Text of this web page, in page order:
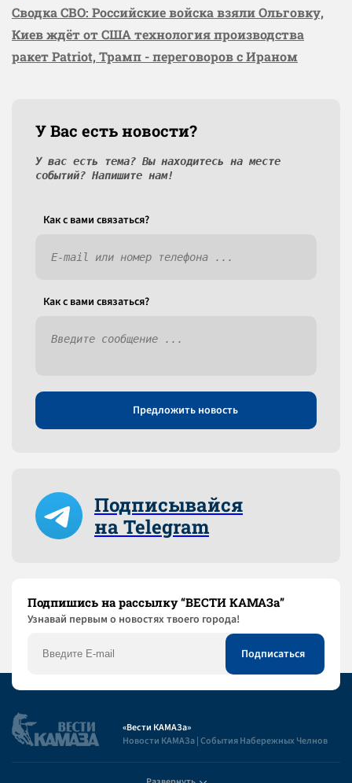
Сводка СВО: Российские войска взяли Ольговку,
Киев ждёт от США технология производства
ракет Patriot, Трамп - переговоров с Ираном
У Вас есть новости?
У вас есть тема? Вы находитесь на месте
событий? Напишите нам!
Как c вами связаться?
Как c вами связаться?
Предложить новость
Подписывайся
на Telegram
Подпишись на рассылку “ВЕСТИ КАМАЗа”
Узнaвай первым о новостях твоего города!
«Вести КАМАЗа»
Новости КАМАЗа | События Набережных Челнов